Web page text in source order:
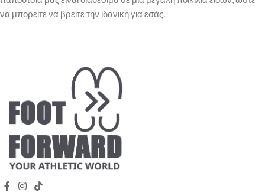
να μπορείτε να βρείτε την ιδανική για εσάς.